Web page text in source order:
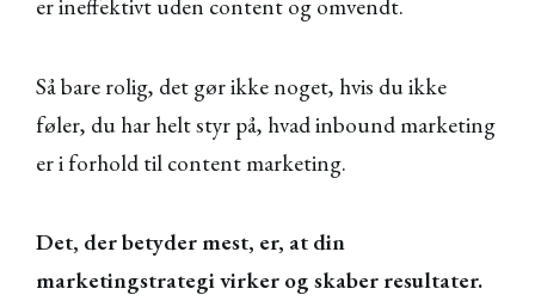
er ineffektivt uden content og omvendt.
Så bare rolig, det gør ikke noget, hvis du ikke
føler, du har helt styr på, hvad inbound marketing
er i forhold til content marketing.
Det, der betyder mest, er, at din
marketingstrategi virker og skaber resultater.